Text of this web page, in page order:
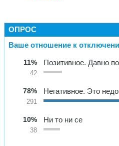
ОПРОС
Ваше отношение к
11%
42
Позитивное. Давно
78%
291
Негативное. Это
10%
38
Ни то ни се